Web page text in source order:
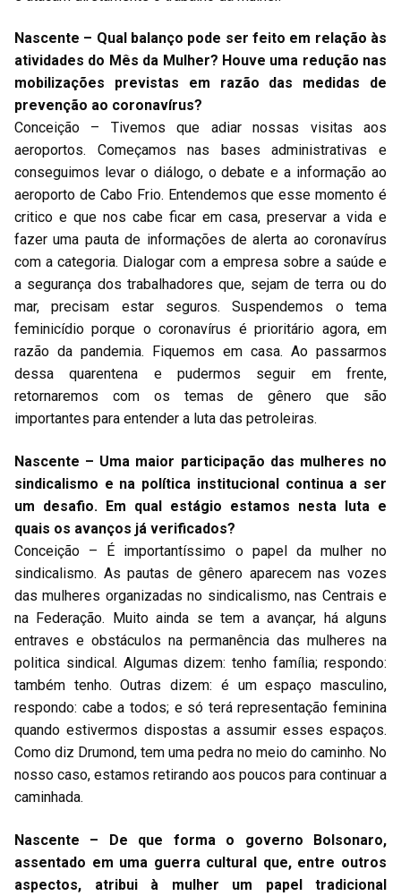
Nascente – Qual balanço pode ser feito em relação às
atividades do Mês da Mulher? Houve uma redução nas
mobilizações previstas em razão das medidas de
prevenção ao coronavírus?
Conceição – Tivemos que adiar nossas visitas aos
aeroportos. Começamos nas bases administrativas e
conseguimos levar o diálogo, o debate e a informação ao
aeroporto de Cabo Frio. Entendemos que esse momento é
critico e que nos cabe ficar em casa, preservar a vida e
fazer uma pauta de informações de alerta ao coronavírus
com a categoria. Dialogar com a empresa sobre a saúde e
a segurança dos trabalhadores que, sejam de terra ou do
mar, precisam estar seguros. Suspendemos o tema
feminicídio porque o coronavírus é prioritário agora, em
razão da pandemia. Fiquemos em casa. Ao passarmos
dessa quarentena e pudermos seguir em frente,
retornaremos com os temas de gênero que são
importantes para entender a luta das petroleiras.
Nascente – Uma maior participação das mulheres no
sindicalismo e na política institucional continua a ser
um desafio. Em qual estágio estamos nesta luta e
quais os avanços já verificados?
Conceição – É importantíssimo o papel da mulher no
sindicalismo. As pautas de gênero aparecem nas vozes
das mulheres organizadas no sindicalismo, nas Centrais e
na Federação. Muito ainda se tem a avançar, há alguns
entraves e obstáculos na permanência das mulheres na
politica sindical. Algumas dizem: tenho família; respondo:
também tenho. Outras dizem: é um espaço masculino,
respondo: cabe a todos; e só terá representação feminina
quando estivermos dispostas a assumir esses espaços.
Como diz Drumond, tem uma pedra no meio do caminho. No
nosso caso, estamos retirando aos poucos para continuar a
caminhada.
Nascente – De que forma o governo Bolsonaro,
assentado em uma guerra cultural que, entre outros
aspectos, atribui à mulher um papel tradicional